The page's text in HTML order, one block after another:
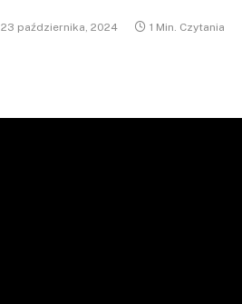
23 października, 2024 1 Min. Czytania